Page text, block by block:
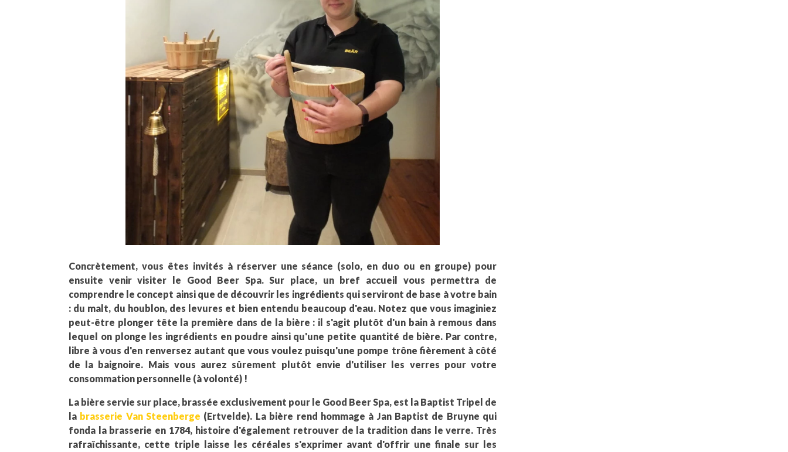
Concrètement, vous êtes invités à réserver une séance (solo, en duo ou en groupe) pour
ensuite venir visiter le Good Beer Spa. Sur place, un bref accueil vous permettra de
comprendre le concept ainsi que de découvrir les ingrédients qui serviront de base à votre bain
: du malt, du houblon, des levures et bien entendu beaucoup d'eau. Notez que vous imaginiez
peut-être plonger tête la première dans de la bière : il s'agit plutôt d'un bain à remous dans
lequel on plonge les ingrédients en poudre ainsi qu'une petite quantité de bière. Par contre,
libre à vous d'en renversez autant que vous voulez puisqu'une pompe trône fièrement à côté
de la baignoire. Mais vous aurez sûrement plutôt envie d'utiliser les verres pour votre
consommation personnelle (à volonté) !
La bière servie sur place, brassée exclusivement pour le Good Beer Spa, est la Baptist Tripel de
la brasserie Van Steenberge (Ertvelde). La bière rend hommage à Jan Baptist de Bruyne qui
fonda la brasserie en 1784, histoire d'également retrouver de la tradition dans le verre. Très
rafraîchissante, cette triple laisse les céréales s'exprimer avant d'offrir une finale sur les